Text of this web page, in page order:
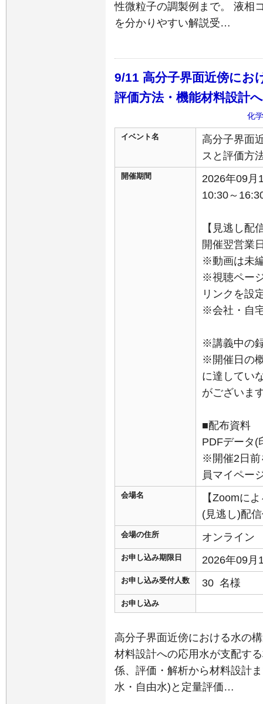
性微粒子の調製例まで。 液相
を分かりやすい解説受…
9/11 高分子界面近傍にお
評価方法・機能材料設計
化
イベント名
高分子界面
スと評価方
開催期間
2026年09月
10:30～
【見逃し配
開催翌営業
※動画は未
※視聴ペー
リンクを設
※会社・自
※講義中の
※開催日の
に達してい
がございま
■配布資料
PDFデータ(
※開催2日前
員マイペー
会場名
【Zoomに
(見逃し)配
会場の住所 オンライン
お申し込み期限日 2026年09月
お申し込み受付人数 30 名様
お申し込み
高分子界面近傍における水の
材料設計への応用水が支配す
係、評価・解析から材料設計
水・自由水)と定量評価…